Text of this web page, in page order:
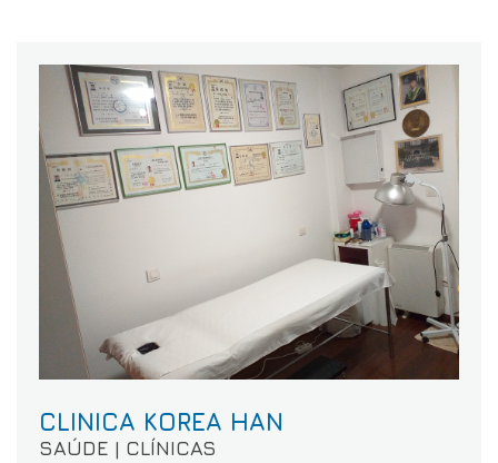
CLINICA KOREA HAN
SAÚDE | CLÍNICAS